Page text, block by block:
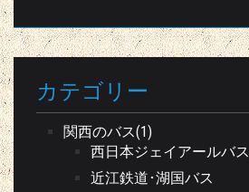
カテゴリー
関西のバス(1)
西日本ジェイアールバス
近江鉄道･湖国バス